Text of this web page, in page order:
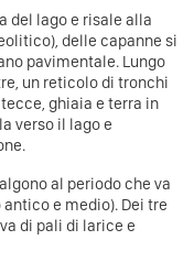
del lago e risale alla
delle capanne si
pavimentale. Lungo
un reticolo di tronchi
ghiaia e terra in
verso il lago e
al periodo che va
antico e medio). Dei tre
di pali di larice e